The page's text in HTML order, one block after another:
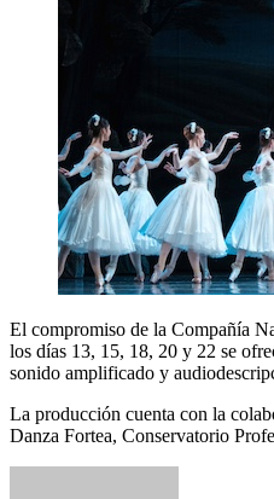
El compromiso de la Compañía
los días 13, 15, 18, 20 y 22 se
sonido amplificado y
La producción cuenta con la
Danza Fortea, Conservatorio